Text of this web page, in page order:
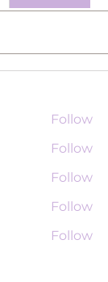
Follow
Follow
Follow
Follow
Follow